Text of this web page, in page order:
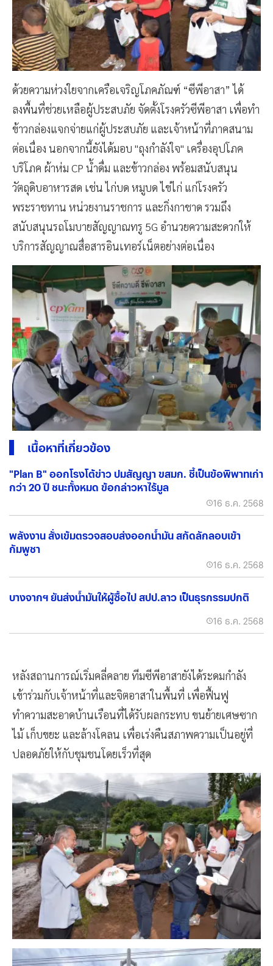
ด้วยความห่วงใยจากเครือเจริญโภคภัณฑ์ “ซีพีอาสา” ได้
ลงพื้นที่ช่วยเหลือผู้ประสบภัย จัดตั้งโรงครัวซีพีอาสา เพื่อทำ
ข้าวกล่องแจกจ่ายแก่ผู้ประสบภัย และเจ้าหน้าที่ภาคสนาม
ต่อเนื่อง นอกจากนี้ยังได้มอบ "ถุงกำลังใจ" เครื่องอุปโภค
บริโภค ผ้าห่ม CP น้ำดื่ม และข้าวกล่อง พร้อมสนับสนุน
วัตถุดิบอาหารสด เช่น ไก่บด หมูบด ไข่ไก่ แก่โรงครัว
พระราชทาน หน่วยงานราชการ และกิ่งกาชาด รวมถึง
สนับสนุนรถโมบายสัญญาณทรู 5G อำนวยความสะดวกให้
บริการสัญญาณสื่อสารอินเทอร์เน็ตอย่างต่อเนื่อง
เนื้อหาที่เกี่ยวข้อง
"Plan B" ออกโรงโต้ข่าว ปมสัญญา ขสมก. ชี้เป็นข้อพิพาทเก่า
กว่า 20 ปี ชนะทั้งหมด ข้อกล่าวหาไร้มูล
16 ธ.ค. 2568
พลังงาน สั่งเข้มตรวจสอบส่งออกน้ำมัน สกัดลักลอบเข้า
กัมพูชา
16 ธ.ค. 2568
บางจากฯ ยันส่งน้ำมันให้ผู้ซื้อไป สปป.ลาว เป็นธุรกรรมปกติ
16 ธ.ค. 2568
หลังสถานการณ์เริ่มคลี่คลาย ทีมซีพีอาสายังได้ระดมกำลัง
เข้าร่วมกับเจ้าหน้าที่และจิตอาสาในพื้นที่ เพื่อฟื้นฟู
ทำความสะอาดบ้านเรือนที่ได้รับผลกระทบ ขนย้ายเศษซาก
ไม้ เก็บขยะ และล้างโคลน เพื่อเร่งคืนสภาพความเป็นอยู่ที่
ปลอดภัยให้กับชุมชนโดยเร็วที่สุด